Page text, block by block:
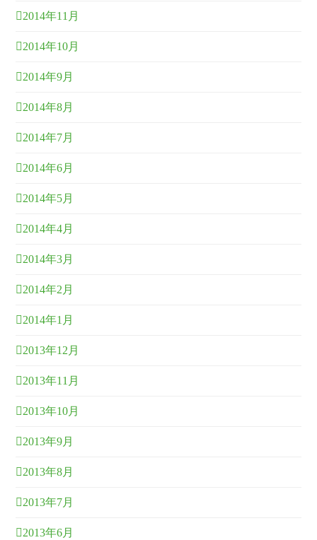
2014年11月
2014年10月
2014年9月
2014年8月
2014年7月
2014年6月
2014年5月
2014年4月
2014年3月
2014年2月
2014年1月
2013年12月
2013年11月
2013年10月
2013年9月
2013年8月
2013年7月
2013年6月